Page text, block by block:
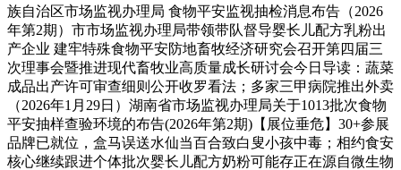
族自治区市场监视办理局 食物平安监视抽检消息布告（2026
年第2期）市市场监视办理局带领带队督导婴长儿配方乳粉出
产企业 建牢特殊食物平安防地畜牧经济研究会召开第四届三
次理事会暨推进现代畜牧业高质量成长研讨会今日导读：蔬菜
成品出产许可审查细则公开收罗看法；多家三甲病院推出外卖
（2026年1月29日）湖南省市场监视办理局关于1013批次食物
平安抽样查验环境的布告(2026年第2期)【展位垂危】30+参展
品牌已就位，盒马误送水仙当百合致白叟小孩中毒；相约食安
核心继续跟进个体批次婴长儿配方奶粉可能存正在源自微生物